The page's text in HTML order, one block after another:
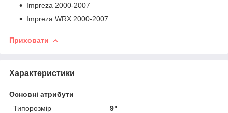
Impreza 2000-2007
Impreza WRX 2000-2007
Приховати
Характеристики
Основні атрибути
Типорозмір
9"